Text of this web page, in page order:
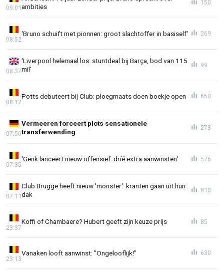
ambities
09:01
150
'Bruno schuift met pionnen: groot slachtoffer in basiself'
08:52
269
'Liverpool helemaal los: stuntdeal bij Barça, bod van 115
mil'
08:37
99
Potts debuteert bij Club: ploegmaats doen boekje open
08:12
650
Vermeeren forceert plots sensationele
transferwending
07:50
273
'Genk lanceert nieuw offensief: dríé extra aanwinsten'
07:35
576
Club Brugge heeft nieuw 'monster': kranten gaan uit hun
dak
07:11
810
Koffi of Chambaere? Hubert geeft zijn keuze prijs
23:37
85
Vanaken looft aanwinst: "Ongelooflijk!"
23:13
630